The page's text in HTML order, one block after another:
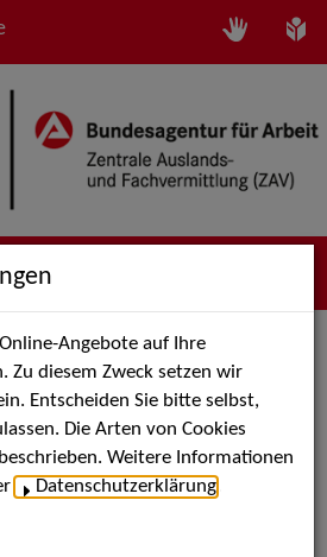
als PDF speichern
Musik, Jazz, Pop, Rock &
Musik:
Angebote auf Ihre
Zu diesem Zweck setzen wir
Entscheiden Sie bitte selbst,
Die Arten von Cookies
Weitere Informationen
Datenschutzerklärung